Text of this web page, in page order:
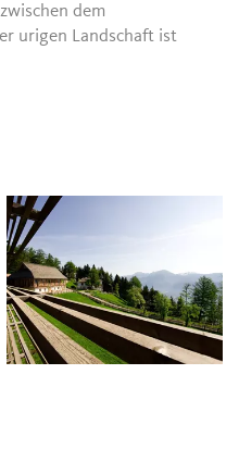
dem
urigen Landschaft ist